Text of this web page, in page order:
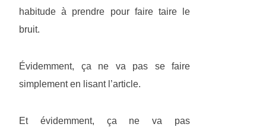
habitude à prendre pour faire taire le
bruit.
Évidemment, ça ne va pas se faire
simplement en lisant l’article.
Et évidemment, ça ne va pas